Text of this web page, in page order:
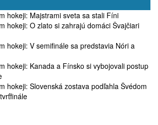
hokeji: Majstrami sveta sa stali Fíni
hokeji: O zlato si zahrajú domáci Švajčiari
hokeji: V semifinále sa predstavia Nóri a
hokeji: Kanada a Fínsko si vybojovali postup
hokeji: Slovenská zostava podľahla Švédom